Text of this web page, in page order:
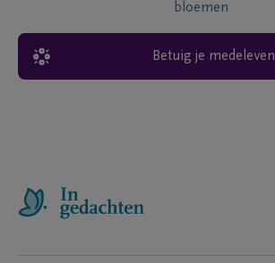
bloemen
Betuig je medeleven